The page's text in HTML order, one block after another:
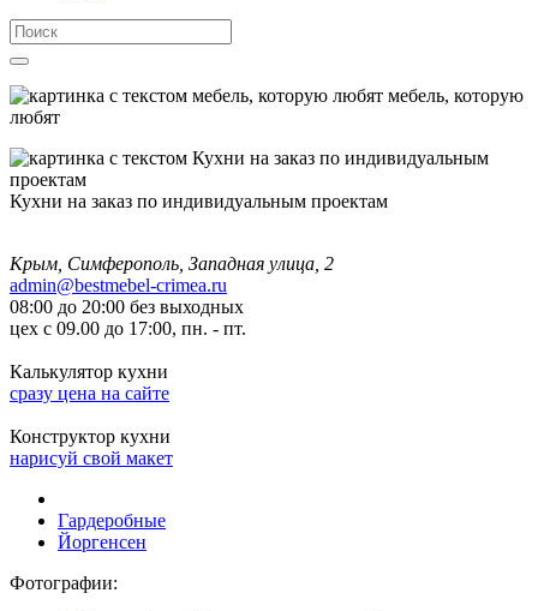
мебель, которую
любят
Кухни на заказ по индивидуальным проектам
Крым, Симферополь, Западная улица, 2
admin@bestmebel-crimea.ru
08:00 до 20:00 без выходных
цех с 09.00 до 17:00, пн. - пт.
Калькулятор кухни
сразу цена на сайте
Конструктор кухни
нарисуй свой макет
Гардеробные
Йоргенсен
Фотографии: